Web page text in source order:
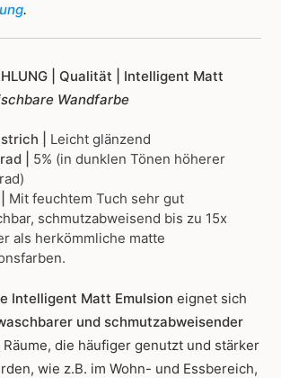
.
| Qualität | Intelligent Matt
Wandfarbe
| Leicht glänzend
| 5% (in dunklen Tönen höherer
Mit feuchtem Tuch sehr gut
schmutzabweisend bis zu 15x
als herkömmliche matte
Intelligent Matt Emulsion eignet sich
und schmutzabweisender
die häufiger genutzt und stärker
wie z.B. im Wohn- und Essbereich,